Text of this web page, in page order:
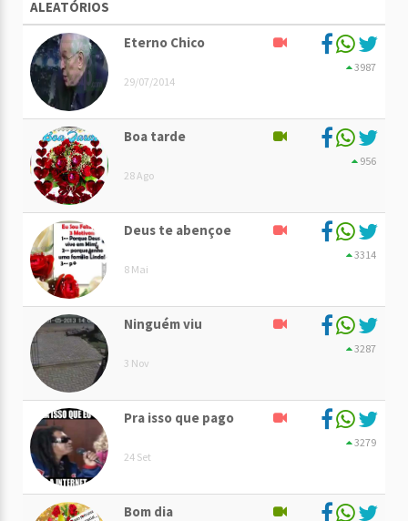
ALEATÓRIOS
Eterno Chico
29/07/2014
3987
Boa tarde
28 Ago
956
Deus te abençoe
8 Mai
3314
Ninguém viu
3 Nov
3287
Pra isso que pago
24 Set
3279
Bom dia